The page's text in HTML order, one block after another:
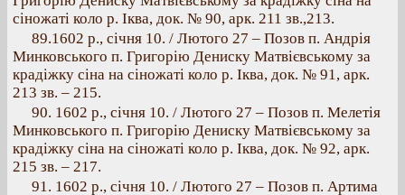
сіножаті коло р. Іква, док. № 90, арк. 211 зв.,213.
89.1602 p., січня 10. / Лютого 27 – Позов п. Андрія
Минковського п. Григорію Дениску Матвієвському за
крадіжку сіна на сіножаті коло р. Іква, док. № 91, арк.
213 зв. – 215.
90. 1602 р., січня 10. / Лютого 27 – Позов п. Мелетія
Минковського п. Григорію Дениску Матвієвському за
крадіжку сіна на сіножаті коло р. Іква, док. № 92, арк.
215 зв. – 217.
91. 1602 p., січня 10. / Лютого 27 – Позов п. Артима